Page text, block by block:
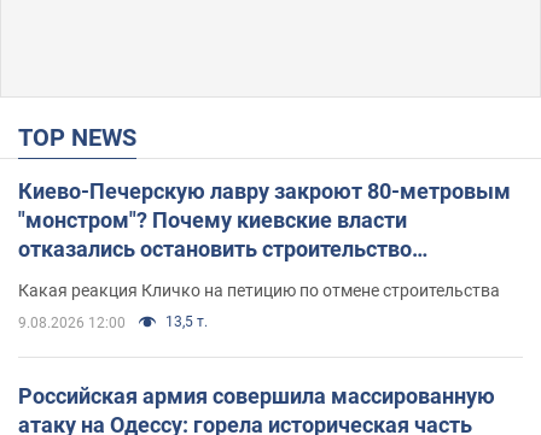
TOP NEWS
Киево-Печерскую лавру закроют 80-метровым
"монстром"? Почему киевские власти
отказались остановить строительство
небоскреба "московского верующего"
Какая реакция Кличко на петицию по отмене строительства
9.08.2026 12:00 13,5 т.
Российская армия совершила массированную
атаку на Одессу: горела историческая часть